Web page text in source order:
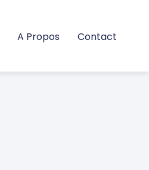
A Propos Contact